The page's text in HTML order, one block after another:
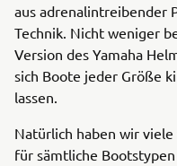
aus adrenalintreibender
Technik. Nicht weniger
Version des Yamaha
sich Boote jeder Größe
lassen.
Natürlich haben wir
für sämtliche